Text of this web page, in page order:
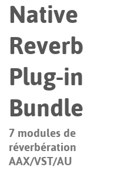
Études de cas
Formation
Support
Langue/Région
Native
Reverb
Plug-in
Bundle
7 modules de
réverbération
AAX/VST/AU